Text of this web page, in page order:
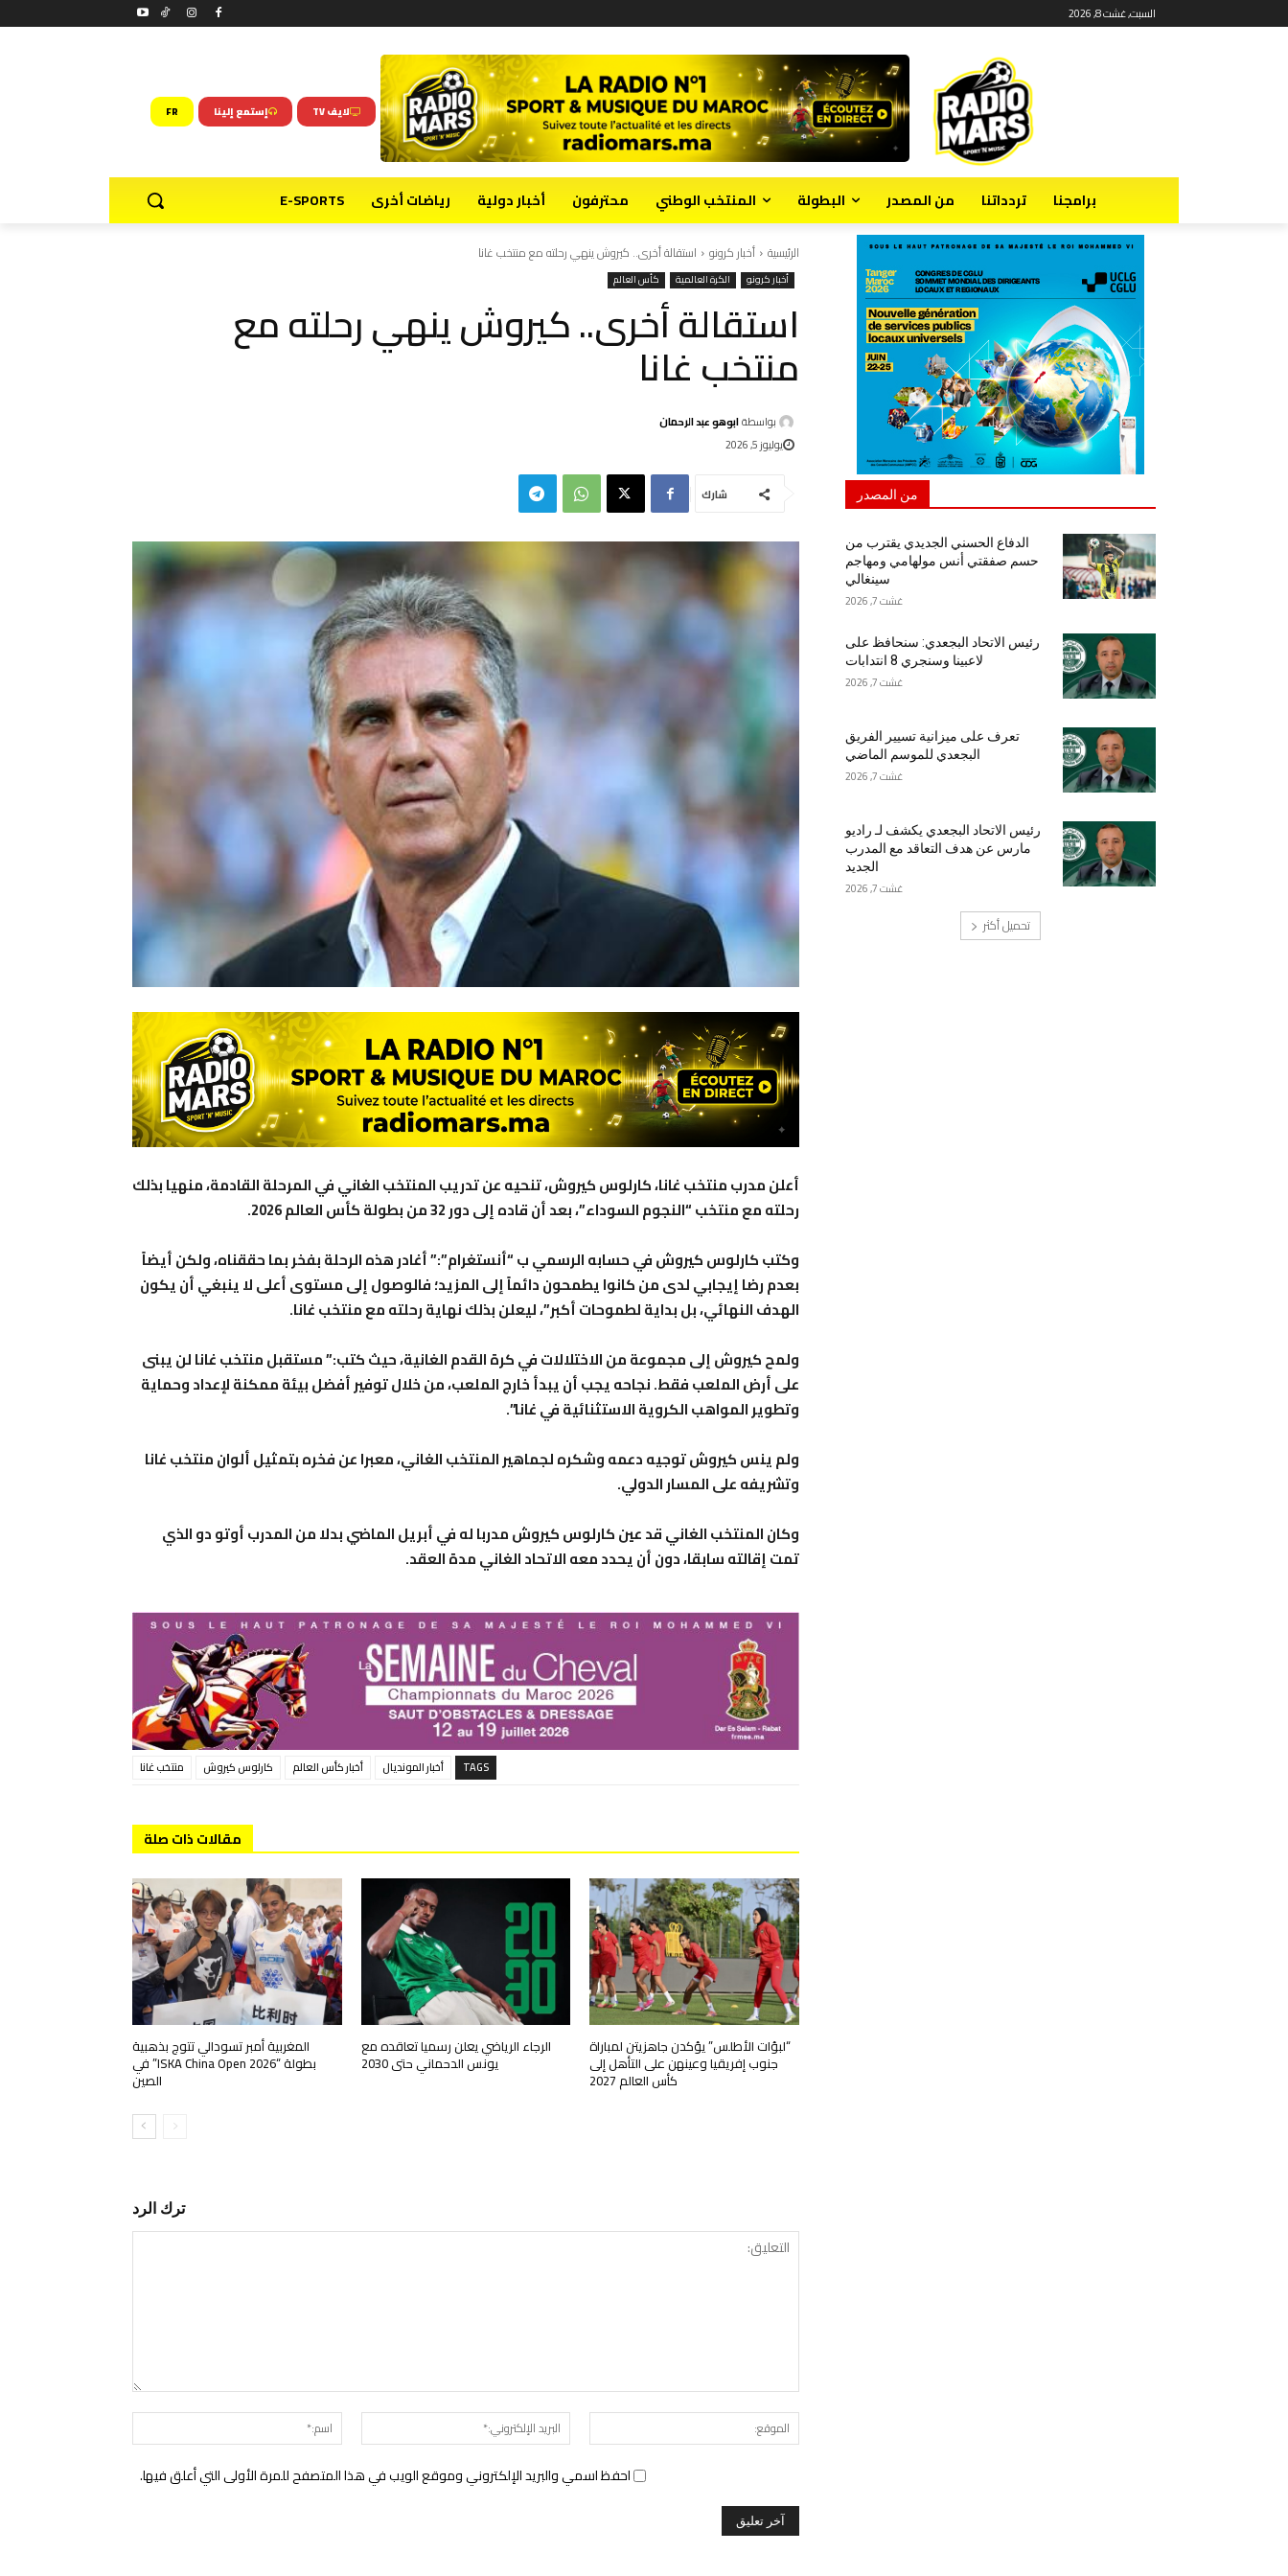
السبت, غشت 8, 2026
لايف TV إستمع إلينا FR
برامجنا تردداتنا من المصدر البطولة المنتخب الوطني محترفون أخبار دولية رياضات أخرى E-SPORTS
الرئيسية أخبار كرونو استقالة أخرى.. كيروش ينهي رحلته مع منتخب غانا
أخبار كرونو الكرة العالمية كأس العالم
استقالة أخرى.. كيروش ينهي رحلته مع
منتخب غانا
بواسطةابوهو عبد الرحمان
يوليوز 5, 2026
شارك
أعلن مدرب منتخب غانا، كارلوس كيروش، تنحيه عن تدريب المنتخب الغاني في المرحلة القادمة، منهيا بذلك
رحلته مع منتخب “النجوم السوداء”، بعد أن قاده إلى دور 32 من بطولة كأس العالم 2026.
وكتب كارلوس كيروش في حسابه الرسمي ب “أنستغرام”:” أغادر هذه الرحلة بفخر بما حققناه، ولكن أيضاً
بعدم رضا إيجابي لدى من كانوا يطمحون دائماً إلى المزيد؛ فالوصول إلى مستوى أعلى لا ينبغي أن يكون
الهدف النهائي، بل بداية لطموحات أكبر”، ليعلن بذلك نهاية رحلته مع منتخب غانا.
ولمح كيروش إلى مجموعة من الاختلالات في كرة القدم الغانية، حيث كتب:” مستقبل منتخب غانا لن يبنى
على أرض الملعب فقط. نجاحه يجب أن يبدأ خارج الملعب، من خلال توفير أفضل بيئة ممكنة لإعداد وحماية
وتطوير المواهب الكروية الاستثنائية في غانا”.
ولم ينس كيروش توجيه دعمه وشكره لجماهير المنتخب الغاني، معبرا عن فخره بتمثيل ألوان منتخب غانا
وتشريفه على المسار الدولي.
وكان المنتخب الغاني قد عين كارلوس كيروش مدربا له في أبريل الماضي بدلا من المدرب أوتو دو الذي
تمت إقالته سابقا، دون أن يحدد معه الاتحاد الغاني مدة العقد.
TAGS أخبار المونديال أخبار كأس العالم كارلوس كيروش منتخب غانا
مقالات ذات صلة
“لبؤات الأطلس” يؤكدن جاهزيتن لمباراة
جنوب إفريقيا وعينهن على التأهل إلى
كأس العالم 2027
الرجاء الرياضي يعلن رسميا تعاقده مع
يونس الدحماني حتى 2030
المغربية أمبر تسودالي تتوج بذهبية
بطولة “ISKA China Open 2026” في
الصين
ترك الرد
التعليق:
اسم:*
البريد
الإلكتروني:*
الموقع:
احفظ اسمي والبريد الإلكتروني وموقع الويب في هذا المتصفح للمرة الأولى التي أعلق فيها.
من المصدر
الدفاع الحسني الجديدي يقترب من
حسم صفقتي أنس مولهامي ومهاجم
سينغالي
غشت 7, 2026
رئيس الاتحاد البجعدي: سنحافظ على
لاعبينا وسنجري 8 انتدابات
غشت 7, 2026
تعرف على ميزانية تسيير الفريق
البجعدي للموسم الماضي
غشت 7, 2026
رئيس الاتحاد البجعدي يكشف لـ راديو
مارس عن هدف التعاقد مع المدرب
الجديد
غشت 7, 2026
تحميل أكثر